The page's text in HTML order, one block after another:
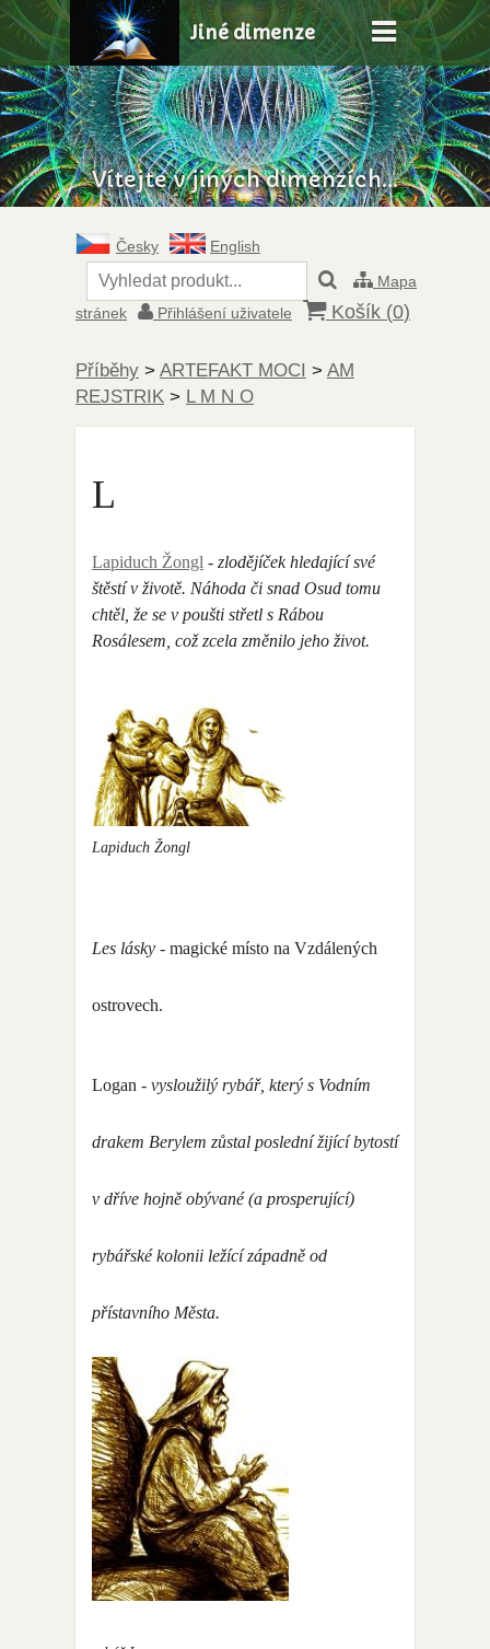
Vítejte v jiných dimenzích...
Jiné dimenze
Česky
English
Mapa
stránek
Přihlášení uživatele Košík (0)
Příběhy > ARTEFAKT MOCI > AM
REJSTRIK > L M N O
L
Lapiduch Žongl - zlodějíček hledající své
štěstí v životě. Náhoda či snad Osud tomu
chtěl, že se v poušti střetl s Rábou
Rosálesem, což zcela změnilo jeho život.
Lapiduch Žongl
Les lásky - magické místo na Vzdálených
ostrovech.
Logan - vysloužilý rybář, který s Vodním
drakem Berylem zůstal poslední žijící bytostí
v dříve hojně obývané (a prosperující)
rybářské kolonii ležící západně od
přístavního Města.